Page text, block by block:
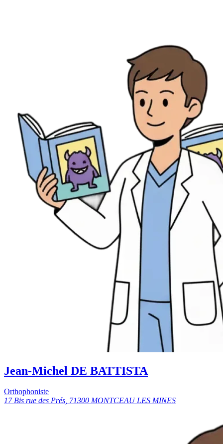
Jean-Michel DE BATTISTA
Orthophoniste
17 Bis rue des Prés, 71300 MONTCEAU LES MINES